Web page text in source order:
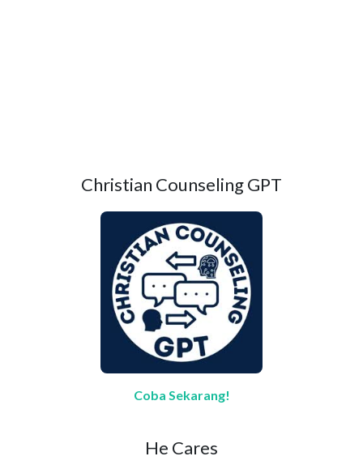
Christian Counseling GPT
Coba Sekarang!
He Cares